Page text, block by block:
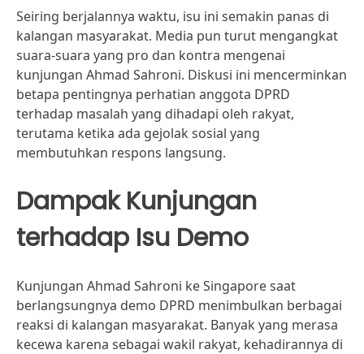
Seiring berjalannya waktu, isu ini semakin panas di
kalangan masyarakat. Media pun turut mengangkat
suara-suara yang pro dan kontra mengenai
kunjungan Ahmad Sahroni. Diskusi ini mencerminkan
betapa pentingnya perhatian anggota DPRD
terhadap masalah yang dihadapi oleh rakyat,
terutama ketika ada gejolak sosial yang
membutuhkan respons langsung.
Dampak Kunjungan
terhadap Isu Demo
Kunjungan Ahmad Sahroni ke Singapore saat
berlangsungnya demo DPRD menimbulkan berbagai
reaksi di kalangan masyarakat. Banyak yang merasa
kecewa karena sebagai wakil rakyat, kehadirannya di